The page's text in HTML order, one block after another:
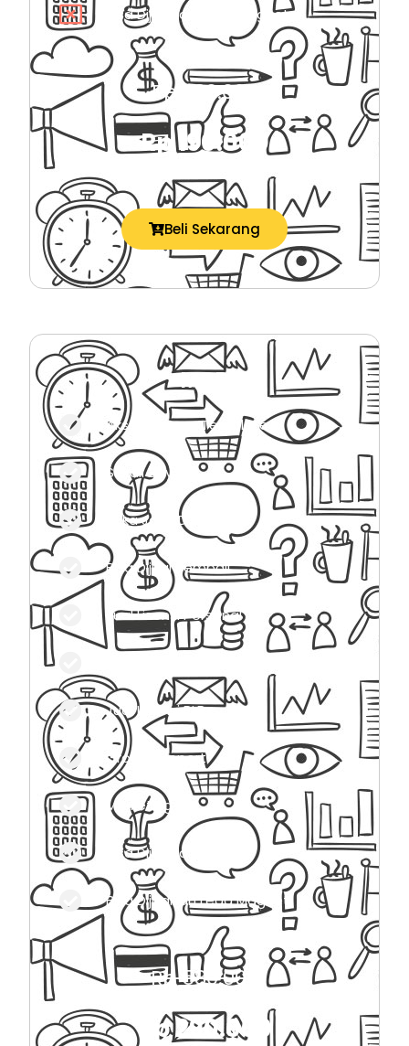
Bisa Dijadikan Lead Magnet
Rp 380.000
Rp 190.000
Beli Sekarang
MRR
Akses Semua Template
Sekali Bayar
Buka Jasa Desain
Bisa Dijual Kembali
Jual Lisensi Personal
Jual Lisensi PLR
Group Support
Marketing Kit
Bisa Dijadikan Bonus
Bisa Dijadikan Lead Magnet
Rp 580.000
Rp 290.000